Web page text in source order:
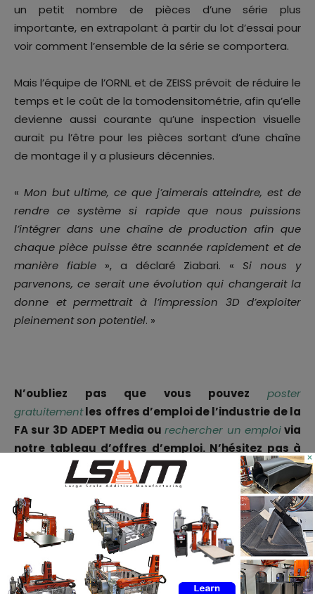
un petit nombre de pièces d’une série plus
importante, en extrapolant à partir du lot d’essai pour
voir comment l’ensemble de la série se comportera.
Mais l’équipe de l’ORNL et de ZEISS prévoit de réduire le
temps et le coût de la tomodensitométrie, afin qu’elle
devienne aussi courante qu’une inspection visuelle
aurait pu l’être pour les pièces sortant d’une chaîne
de montage il y a plusieurs décennies.
« Mon but ultime, ce que j’aimerais atteindre, est de
rendre ce système si rapide que nous puissions
l’intégrer dans une chaîne de production afin que
chaque pièce puisse être scannée rapidement et de
manière fiable», a déclaré Ziabari. « Si nous y
parvenons, ce serait une évolution qui changerait la
donne et permettrait à l’impression 3D d’exploiter
pleinement son potentiel. »
N’oubliez pas que vous pouvez poster
gratuitementles offres d’emploi de l’industrie de la
FA sur 3D ADEPT Media ourechercher un emploivia
notre tableau d’offres d’emploi. N’hésitez pas à
nous suivre sur nos réseaux sociaux et à vous
inscrire à notre newsletter hebdomadaire
:Facebook Twitter, LinkedIn Instagram
×